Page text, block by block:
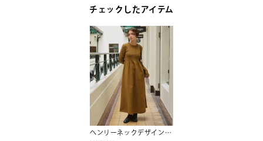
チェックしたアイテム
ヘンリーネックデザインニットワンピース